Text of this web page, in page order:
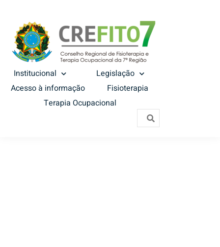
Institucional
Legislação
Acesso à informação
Fisioterapia
Terapia Ocupacional